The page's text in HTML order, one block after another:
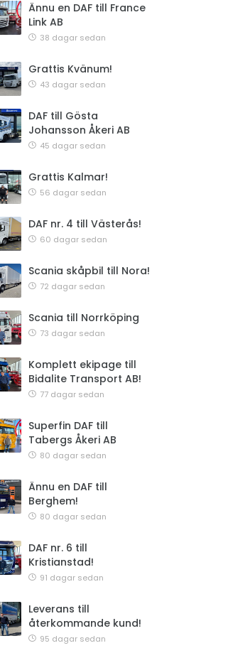
Ännu en DAF till France
Link AB
38 dagar sedan
Grattis Kvänum!
43 dagar sedan
DAF till Gösta
Johansson Åkeri AB
45 dagar sedan
Grattis Kalmar!
56 dagar sedan
DAF nr. 4 till Västerås!
60 dagar sedan
Scania skåpbil till Nora!
72 dagar sedan
Scania till Norrköping
73 dagar sedan
Komplett ekipage till
Bidalite Transport AB!
77 dagar sedan
Superfin DAF till
Tabergs Åkeri AB
80 dagar sedan
Ännu en DAF till
Berghem!
80 dagar sedan
DAF nr. 6 till
Kristianstad!
91 dagar sedan
Leverans till
återkommande kund!
95 dagar sedan